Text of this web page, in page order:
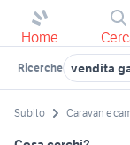
Home
Ricerche vendita
Subito Caravan e